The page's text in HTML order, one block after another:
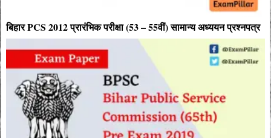
बिहार PCS 2012 प्रारंभिक परीक्षा (53 – 55वीं) सामान्य अध्ययन प्रश्नपत्र